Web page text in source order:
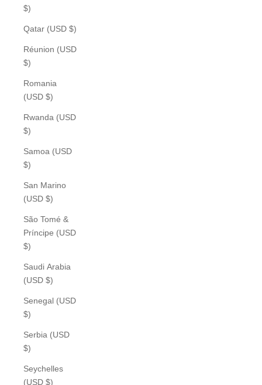
$)
Qatar (USD $)
Réunion (USD
$)
Romania
(USD $)
Rwanda (USD
$)
Samoa (USD
$)
San Marino
(USD $)
São Tomé &
Príncipe (USD
$)
Saudi Arabia
(USD $)
Senegal (USD
$)
Serbia (USD
$)
Seychelles
(USD $)